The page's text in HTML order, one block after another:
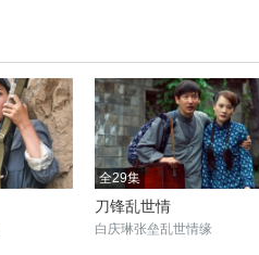
全29集
刀锋乱世情
白庆琳张垒乱世情缘